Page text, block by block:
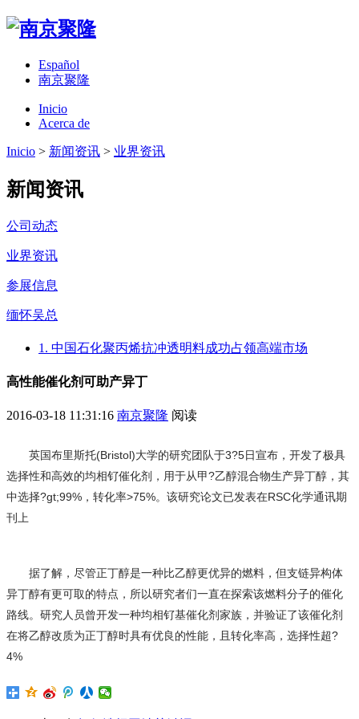
Español
南京聚隆
Inicio
Acerca de
Inicio > 新闻资讯 > 业界资讯
新闻资讯
公司动态
业界资讯
参展信息
缅怀吴总
1. 中国石化聚丙烯抗冲透明料成功占领高端市场
高性能催化剂可助产异丁
2016-03-18 11:31:16 南京聚隆 阅读
英国布里斯托(Bristol)大学的研究团队于3?5日宣布，开发了极具
选择性和高效的均相钌催化剂，用于从甲?乙醇混合物生产异丁醇，其
中选择?gt;99%，转化率>75%。该研究论文已发表在RSC化学通讯期
刊上
据了解，尽管正丁醇是一种比乙醇更优异的燃料，但支链异构体
异丁醇有更可取的特点，所以研究者们一直在探索该燃料分子的催化
路线。研究人员曾开发一种均相钌基催化剂家族，并验证了该催化剂
在将乙醇改质为正丁醇时具有优良的性能，且转化率高，选择性超?
4%